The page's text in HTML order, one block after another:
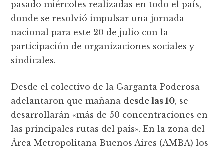
pasado miércoles realizadas en todo el país,
donde se resolvió impulsar una jornada
nacional para este 20 de julio con la
participación de organizaciones sociales y
sindicales.
Desde el colectivo de la Garganta Poderosa
adelantaron que mañana desde las 10, se
desarrollarán «más de 50 concentraciones en
las principales rutas del país». En la zona del
Área Metropolitana Buenos Aires (AMBA) los